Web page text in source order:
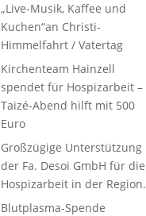
„Live-Musik, Kaffee und
Kuchen“an Christi-
Himmelfahrt / Vatertag
Kirchenteam Hainzell
spendet für Hospizarbeit –
Taizé-Abend hilft mit 500
Euro
Großzügige Unterstützung
der Fa. Desoi GmbH für die
Hospizarbeit in der Region.
Blutplasma-Spende